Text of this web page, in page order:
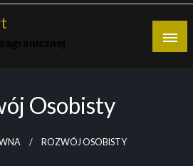
Osobisty
ROZWÓJ OSOBISTY